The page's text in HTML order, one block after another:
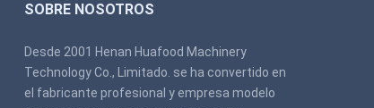
SOBRE NOSOTROS
Desde 2001 Henan Huafood Machinery
Technology Co., Limitado. se ha convertido en
el fabricante profesional y empresa modelo